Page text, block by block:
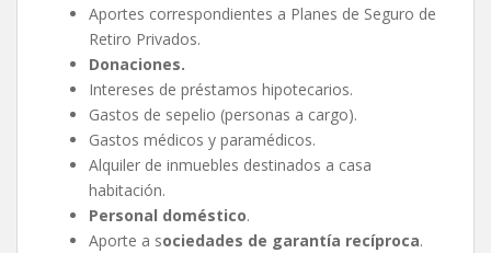
Aportes correspondientes a Planes de Seguro de
Retiro Privados.
Donaciones.
Intereses de préstamos hipotecarios.
Gastos de sepelio (personas a cargo).
Gastos médicos y paramédicos.
Alquiler de inmuebles destinados a casa
habitación.
Personal doméstico.
Aporte a sociedades de garantía recíproca.